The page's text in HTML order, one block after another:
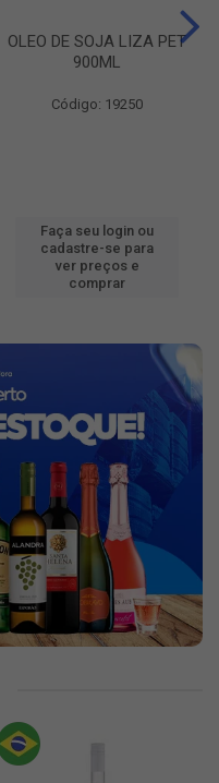
OLEO DE SOJA LIZA PET
900ML
Código: 19250
Faça seu login ou
cadastre-se para
ver preços e
comprar